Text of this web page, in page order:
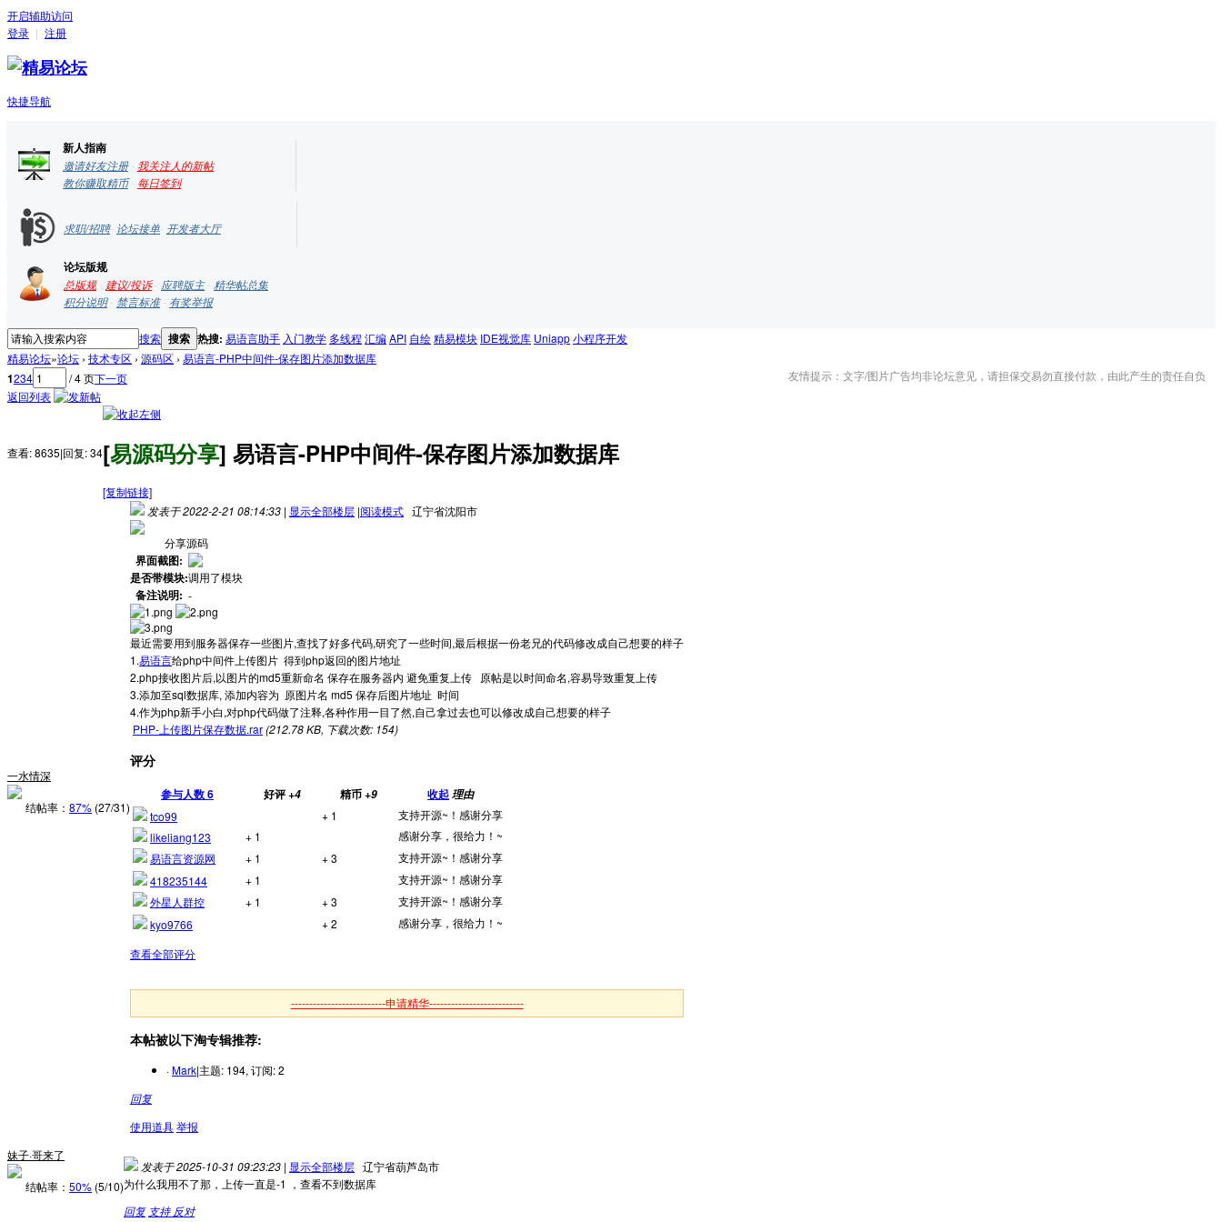
开启辅助访问
登录 | 注册
快捷导航
新人指南
邀请好友注册- 我关注人的新帖
教你赚取精币- 每日签到
求职/招聘- 论坛接单- 开发者大厅
论坛版规
总版规- 建议/投诉- 应聘版主- 精华帖总集
积分说明- 禁言标准- 有奖举报
搜索 搜索 热搜: 易语言助手 入门教学 多线程 汇编API 自绘精易模块 IDE视觉库 Uniapp小程序开发
精易论坛»论坛› 技术专区› 源码区› 易语言-PHP中间件-保存图片添加数据库
友情提示：文字/图片广告均非论坛意见，请担保交易勿直接付款，由此产生的责任自负
1234 / 4 页下一页
返回列表
查看:8635|回复:34[易源码分享] 易语言-PHP中间件-保存图片添加数据库
[复制链接]
一水情深
结帖率： 87% (27/31)
发表于 2022-2-21 08:14:33 | 显示全部楼层 |阅读模式 辽宁省沈阳市
分享源码
界面截图:
是否带模块:调用了模块
备注说明: -
最近需要用到服务器保存一些图片,查找了好多代码,研究了一些时间,最后根据一份老兄的代码修改成自己想要的样子
1.易语言给php中间件上传图片 得到php返回的图片地址
2.php接收图片后,以图片的md5重新命名 保存在服务器内 避免重复上传 原帖是以时间命名,容易导致重复上传
3.添加至sql数据库, 添加内容为 原图片名 md5 保存后图片地址 时间
4.作为php新手小白,对php代码做了注释,各种作用一目了然,自己拿过去也可以修改成自己想要的样子
PHP-上传图片保存数据.rar(212.78 KB, 下载次数: 154)
评分
参与人数6 好评+4 精币+9 收起理由
tco99
+ 1
支持开源~！感谢分享
likeliang123
+ 1
感谢分享，很给力！~
易语言资源网
+ 1 + 3
支持开源~！感谢分享
418235144
+ 1
支持开源~！感谢分享
外星人群控
+ 1 + 3
支持开源~！感谢分享
kyo9766
+ 2
感谢分享，很给力！~
查看全部评分
--------------------------申请精华--------------------------
本帖被以下淘专辑推荐:
·Mark|主题: 194, 订阅: 2
回复
使用道具举报
妹子·哥来了
结帖率： 50% (5/10)
发表于 2025-10-31 09:23:23 | 显示全部楼层 辽宁省葫芦岛市
为什么我用不了那，上传一直是-1 ，查看不到数据库
回复 支持 反对